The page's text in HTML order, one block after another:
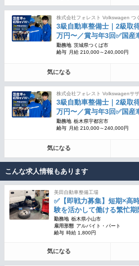
株式会社フォレスト Volkswagen つ
3級自動車整備士｜2級取
万円〜／賞与年3回✅国産
勤務地 茨城県つくば市
給与
月給 210,000～240,000円
気になる
株式会社フォレスト Volkswagenサ
3級自動車整備士｜2級取
万円〜／賞与年3回✅国産
勤務地 栃木県宇都宮市
給与
月給 210,000～240,000円
気になる
こんな求人情報もあります
美田自動車整備工場
✅【即戦力募集】短期×高
験を活かして働ける繁忙期
勤務地 栃木県小山市
雇用形態 アルバイト・パート
給与 時給 1,800円
気になる